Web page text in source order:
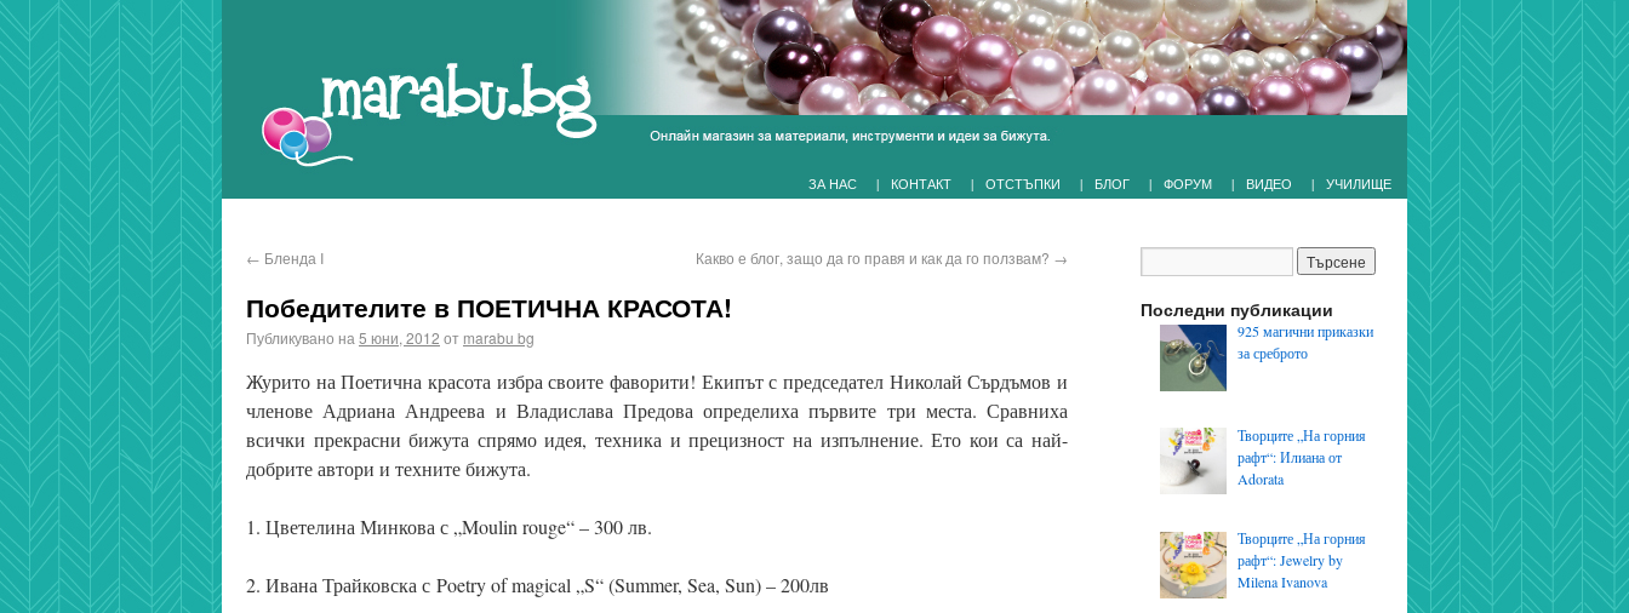
ЗА НАС | КОНТАКТ | ОТСТЪПКИ | БЛОГ | ФОРУМ | ВИДЕО | УЧИЛИЩЕ
← Бленда I Какво е блог, защо да го правя и как да го ползвам? →
Победителите в ПОЕТИЧНА КРАСОТА!
Публикувано на 5 юни, 2012 от marabu bg
Журито на Поетична красота избра своите фаворити! Екипът с председател Николай Сърдъмов и
членове Адриана Андреева и Владислава Предова определиха първите три места. Сравниха
всички прекрасни бижута спрямо идея, техника и прецизност на изпълнение. Ето кои са най-
добрите автори и техните бижута.
1. Цветелина Минкова с „Moulin rouge“ – 300 лв.
2. Ивана Трайковска с Poetry of magical „S“ (Summer, Sea, Sun) – 200лв
Последни публикации
925 магични приказки
за среброто
Творците „На горния
рафт“: Илиана от
Adorata
Творците „На горния
рафт“: Jewelry by
Milena Ivanova